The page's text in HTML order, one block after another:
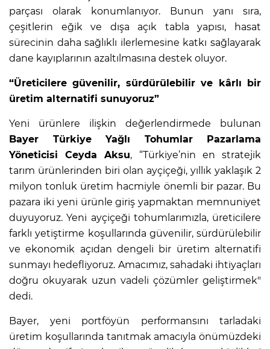
parçası olarak konumlanıyor. Bunun yanı sıra,
çeşitlerin eğik ve dışa açık tabla yapısı, hasat
sürecinin daha sağlıklı ilerlemesine katkı sağlayarak
dane kayıplarının azaltılmasına destek oluyor.
“Üreticilere güvenilir, sürdürülebilir ve kârlı bir
üretim alternatifi sunuyoruz”
Yeni ürünlere ilişkin değerlendirmede bulunan
Bayer Türkiye Yağlı Tohumlar Pazarlama
Yöneticisi Ceyda Aksu, “Türkiye’nin en stratejik
tarım ürünlerinden biri olan ayçiçeği, yıllık yaklaşık 2
milyon tonluk üretim hacmiyle önemli bir pazar. Bu
pazara iki yeni ürünle giriş yapmaktan memnuniyet
duyuyoruz. Yeni ayçiçeği tohumlarımızla, üreticilere
farklı yetiştirme koşullarında güvenilir, sürdürülebilir
ve ekonomik açıdan dengeli bir üretim alternatifi
sunmayı hedefliyoruz. Amacımız, sahadaki ihtiyaçları
doğru okuyarak uzun vadeli çözümler geliştirmek"
dedi.
Bayer, yeni portföyün performansını tarladaki
üretim koşullarında tanıtmak amacıyla önümüzdeki